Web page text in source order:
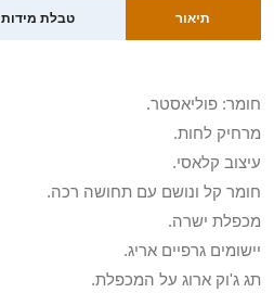
תיאור טבלת מידות
חומר: פוליאסטר.
מרחיק לחות.
עיצוב קלאסי.
חומר קל ונושם עם תחושה רכה.
מכפלת ישרה.
יישומים גרפיים אריג.
תג ג'וק ארוג על המכפלת.